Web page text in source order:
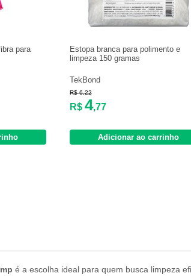
para
Estopa branca para polimento e
limpeza 150 gramas
TekBond
R$ 6,22
R$ 4,77
Adicionar ao carrinho
é a escolha ideal para quem busca limpeza